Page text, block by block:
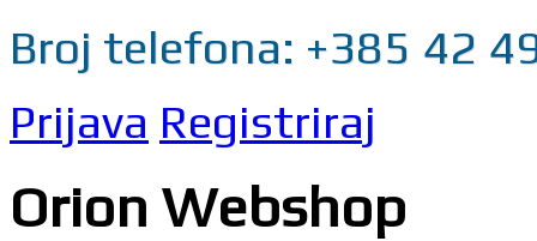
Broj telefona: +385 42
Prijava Registriraj
Orion Webshop